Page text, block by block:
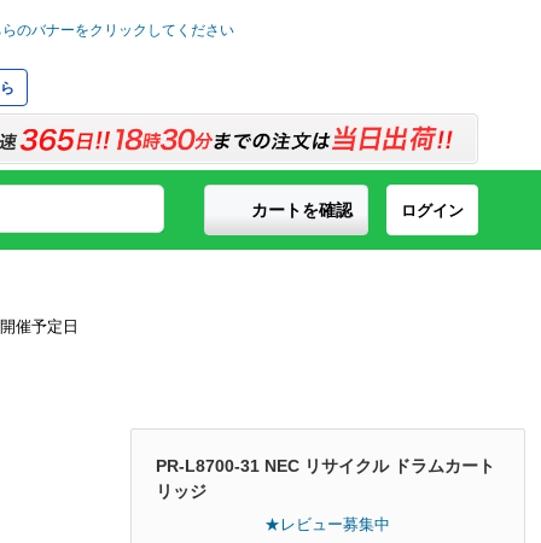
ログイン
カートを確認
PR-L8700-31 NEC リサイクル ドラムカート
リッジ
★レビュー募集中